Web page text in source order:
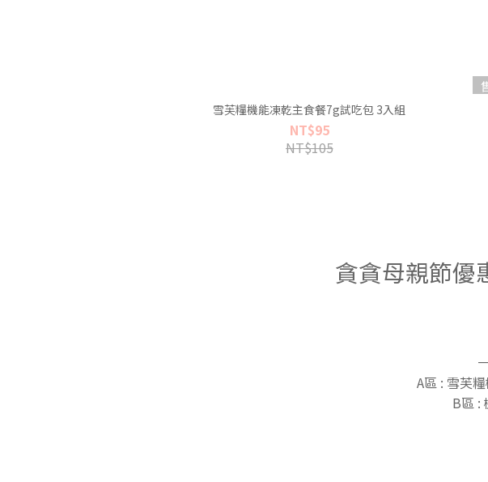
雪芙糧機能凍乾主食餐7g試吃包 3入組
NT$95
NT$105
貪貪母親節優
A區 : 雪芙
B區 :